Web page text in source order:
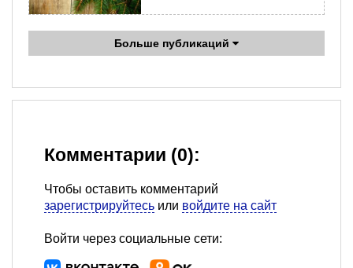
Больше публикаций
Комментарии (0):
Чтобы оставить комментарий
зарегистрируйтесь или войдите на сайт
Войти через социальные сети: